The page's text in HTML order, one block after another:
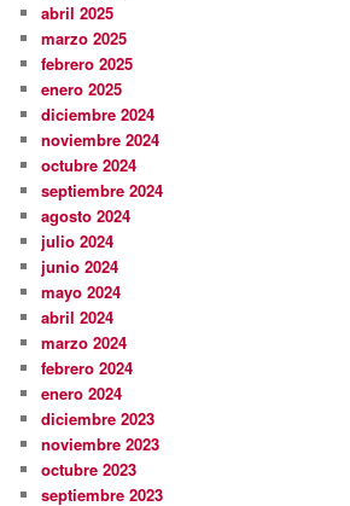
abril 2025
marzo 2025
febrero 2025
enero 2025
diciembre 2024
noviembre 2024
octubre 2024
septiembre 2024
agosto 2024
julio 2024
junio 2024
mayo 2024
abril 2024
marzo 2024
febrero 2024
enero 2024
diciembre 2023
noviembre 2023
octubre 2023
septiembre 2023